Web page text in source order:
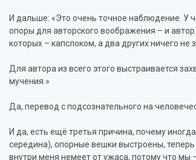
И дальше: «Это очень точное наблюдение. У
опоры для авторского воображения – и
которых – капслоком, а два других ничего не
Для автора из всего этого выстраивается
мучения.»
Да, перевод с подсознательного на
И да, есть ещё третья причина, почему
середина), опорные вешки выстроены, теперь
внутри меня немеет от ужаса, потому что